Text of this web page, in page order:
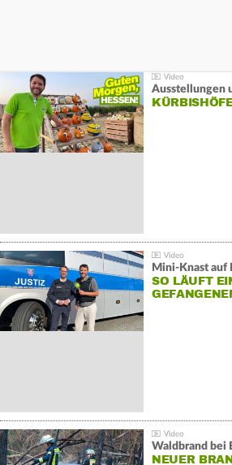
Ausstellungen
Mini-Knast auf
SO LÄUFT
Waldbrand bei
NEUER